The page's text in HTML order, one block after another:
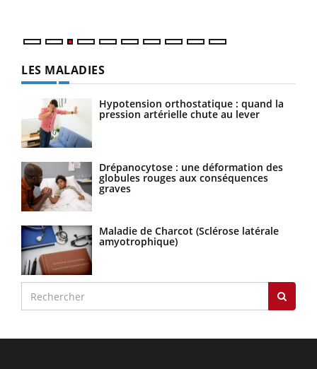
LES MALADIES
Hypotension orthostatique : quand la
pression artérielle chute au lever
Drépanocytose : une déformation des
globules rouges aux conséquences
graves
Maladie de Charcot (Sclérose latérale
amyotrophique)